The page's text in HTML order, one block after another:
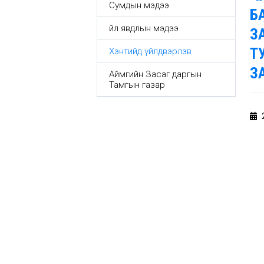
Сумдын мэдээ
Үйл явдлын мэдээ
Хэнтийд үйлдвэрлэв
Аймгийн Засаг даргын
Тамгын газар